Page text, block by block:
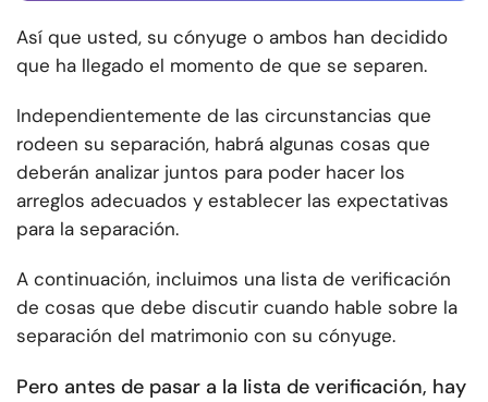
Así que usted, su cónyuge o ambos han decidido
que ha llegado el momento de que se separen.
Independientemente de las circunstancias que
rodeen su separación, habrá algunas cosas que
deberán analizar juntos para poder hacer los
arreglos adecuados y establecer las expectativas
para la separación.
A continuación, incluimos una lista de verificación
de cosas que debe discutir cuando hable sobre la
separación del matrimonio con su cónyuge.
Pero antes de pasar a la lista de verificación, hay